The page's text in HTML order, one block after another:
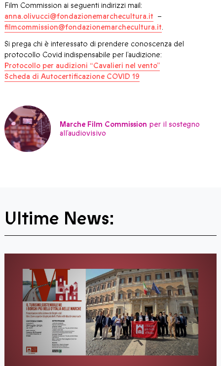
Film Commission ai seguenti indirizzi mail:
anna.olivucci@fondazionemarchecultura.it –
filmcommission@fondazionemarchecultura.it.
Si prega chi è interessato di prendere conoscenza del
protocollo Covid indispensabile per l’audizione:
Protocollo per audizioni “Cavalieri nel vento”
Scheda di Autocertificazione COVID 19
Marche Film Commission per il sostegno
all’audiovisivo
Ultime News: